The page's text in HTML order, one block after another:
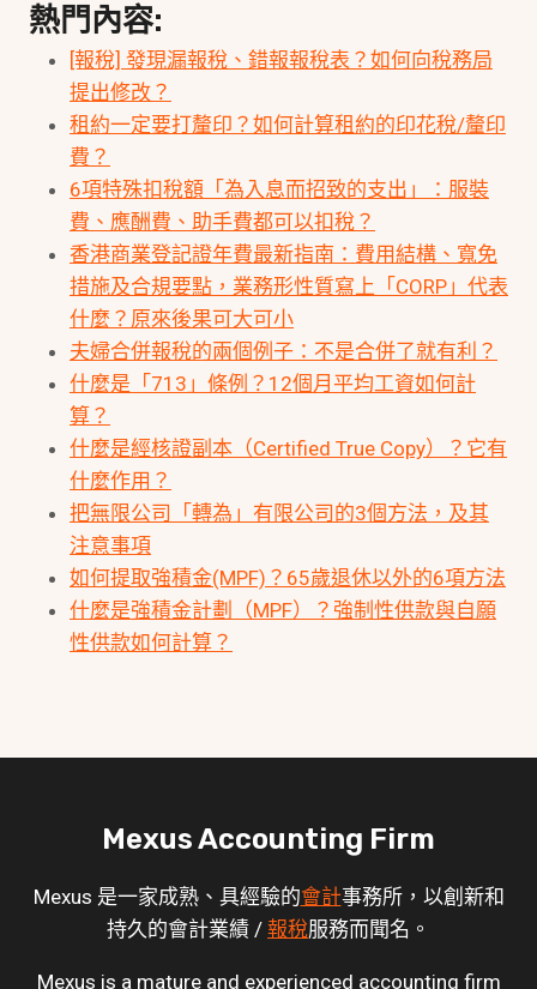
熱門內容:
[報稅] 發現漏報稅、錯報報稅表？如何向稅務局
提出修改？
租約一定要打釐印？如何計算租約的印花稅/釐印
費？
6項特殊扣稅額「為入息而招致的支出」：服裝
費、應酬費、助手費都可以扣稅？
香港商業登記證年費最新指南：費用結構、寬免
措施及合規要點，業務形性質寫上「CORP」代表
什麼？原來後果可大可小
夫婦合併報稅的兩個例子：不是合併了就有利？
什麼是「713」條例？12個月平均工資如何計
算？
什麼是經核證副本（Certified True Copy）？它有
什麼作用？
把無限公司「轉為」有限公司的3個方法，及其
注意事項
如何提取強積金(MPF)？65歲退休以外的6項方法
什麼是強積金計劃（MPF）？強制性供款與自願
性供款如何計算？
Mexus Accounting Firm
Mexus 是一家成熟、具經驗的會計事務所，以創新和
持久的會計業績 / 報稅服務而聞名。
Mexus is a mature and experienced accounting firm